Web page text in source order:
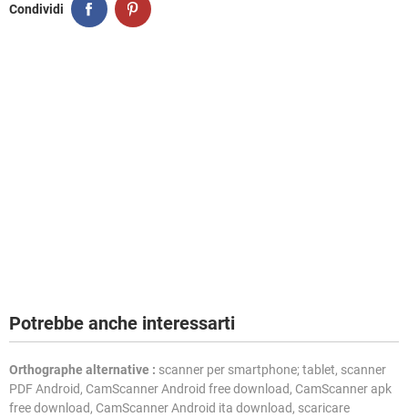
Condividi
Potrebbe anche interessarti
Orthographe alternative : scanner per smartphone; tablet, scanner
PDF Android, CamScanner Android free download, CamScanner apk
free download, CamScanner Android ita download, scaricare